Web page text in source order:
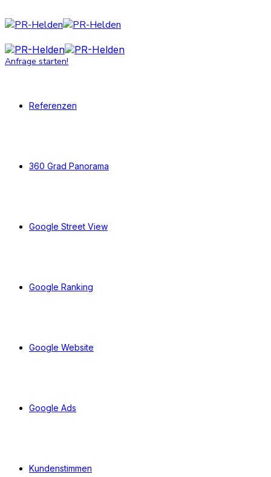
Anfrage starten!
Referenzen
360 Grad Panorama
Google Street View
Google Ranking
Google Website
Google Ads
Kundenstimmen